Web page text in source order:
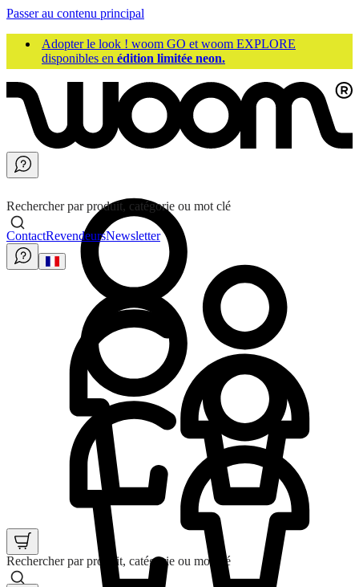
Passer au contenu principal
Adopter le look ! woom GO et woom EXPLORE
disponibles en édition limitée neon.
Rechercher par produit, catégorie ou mot clé
Rechercher par produit, catégorie ou mot clé
ContactRevendeursNewsletter